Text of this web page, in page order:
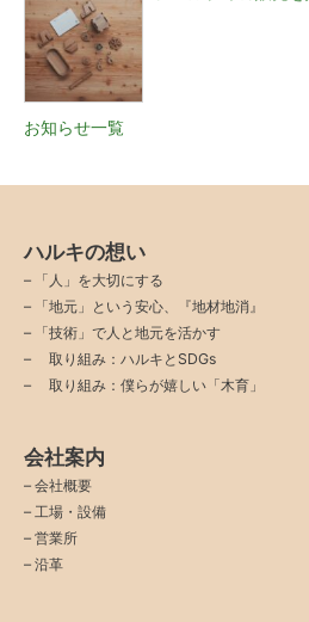
お知らせ一覧
ハルキの想い
–
「人」を大切にする
–
「地元」という安心、『地材地消』
–
「技術」で人と地元を活かす
–
取り組み：ハルキとSDGs
–
取り組み：僕らが嬉しい「木育」
会社案内
– 会社概要
– 工場・設備
– 営業所
– 沿革